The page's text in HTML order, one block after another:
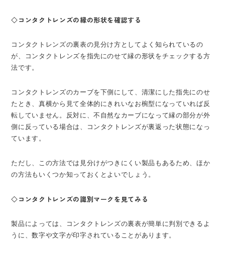
◇コンタクトレンズの縁の形状を確認する
コンタクトレンズの裏表の見分け方としてよく知られているの
が、コンタクトレンズを指先にのせて縁の形状をチェックする方
法です。
コンタクトレンズのカーブを下側にして、清潔にした指先にのせ
たとき、真横から見て全体的にきれいなお椀型になっていれば反
転していません。反対に、不自然なカーブになって縁の部分が外
側に反っている場合は、コンタクトレンズが裏返った状態になっ
ています。
ただし、この方法では見分けがつきにくい製品もあるため、ほか
の方法もいくつか知っておくとよいでしょう。
◇コンタクトレンズの識別マークを見てみる
製品によっては、コンタクトレンズの裏表が簡単に判別できるよ
うに、数字や文字が印字されていることがあります。